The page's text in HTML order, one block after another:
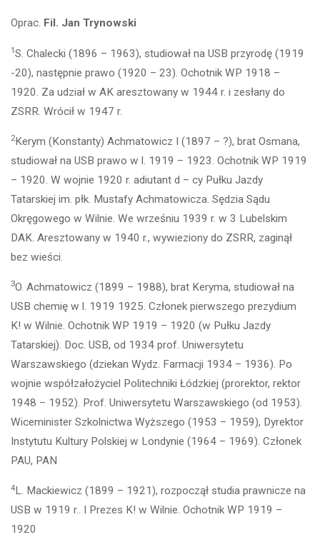
Oprac. Fil. Jan Trynowski
1S. Chalecki (1896 – 1963), studiował na USB przyrodę (1919
-20), następnie prawo (1920 – 23). Ochotnik WP 1918 –
1920. Za udział w AK aresztowany w 1944 r. i zesłany do
ZSRR. Wrócił w 1947 r.
2Kerym (Konstanty) Achmatowicz I (1897 – ?), brat Osmana,
studiował na USB prawo w l. 1919 – 1923. Ochotnik WP 1919
– 1920. W wojnie 1920 r. adiutant d – cy Pułku Jazdy
Tatarskiej im. płk. Mustafy Achmatowicza. Sędzia Sądu
Okręgowego w Wilnie. We wrześniu 1939 r. w 3 Lubelskim
DAK. Aresztowany w 1940 r., wywieziony do ZSRR, zaginął
bez wieści.
3O. Achmatowicz (1899 – 1988), brat Keryma, studiował na
USB chemię w l. 1919 1925. Członek pierwszego prezydium
K! w Wilnie. Ochotnik WP 1919 – 1920 (w Pułku Jazdy
Tatarskiej). Doc. USB, od 1934 prof. Uniwersytetu
Warszawskiego (dziekan Wydz. Farmacji 1934 – 1936). Po
wojnie współzałożyciel Politechniki Łódzkiej (prorektor, rektor
1948 – 1952). Prof. Uniwersytetu Warszawskiego (od 1953).
Wiceminister Szkolnictwa Wyższego (1953 – 1959), Dyrektor
Instytutu Kultury Polskiej w Londynie (1964 – 1969). Członek
PAU, PAN
4 L. Mackiewicz (1899 – 1921), rozpoczął studia prawnicze na
USB w 1919 r.. I Prezes K! w Wilnie. Ochotnik WP 1919 –
1920